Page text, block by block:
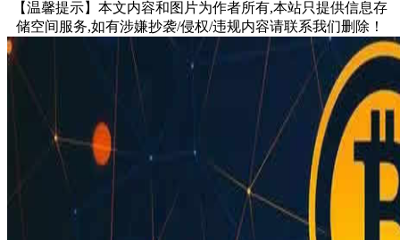
【温馨提示】本文内容和图片为作者所有,本站只提供信息存
储空间服务,如有涉嫌抄袭/侵权/违规内容请联系我们删除！